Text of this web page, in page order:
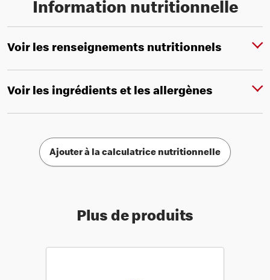
Information nutritionnelle
Voir les renseignements nutritionnels
Voir les ingrédients et les allergènes
Ajouter à la calculatrice nutritionnelle
Plus de produits